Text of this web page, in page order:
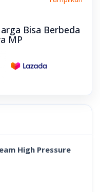
Bisa Berbeda
MP
High Pressure